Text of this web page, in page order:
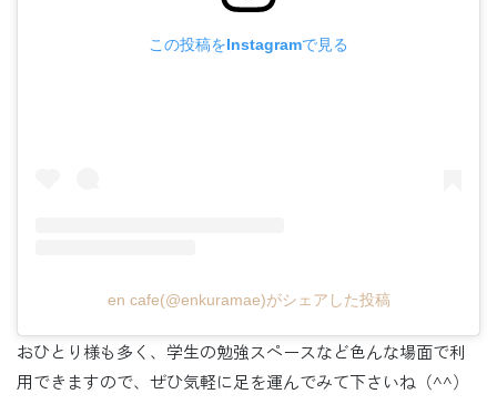
この投稿をInstagramで見る
en cafe(@enkuramae)がシェアした投稿
おひとり様も多く、学生の勉強スペースなど色んな場面で利
用できますので、ぜひ気軽に足を運んでみて下さいね（^^）